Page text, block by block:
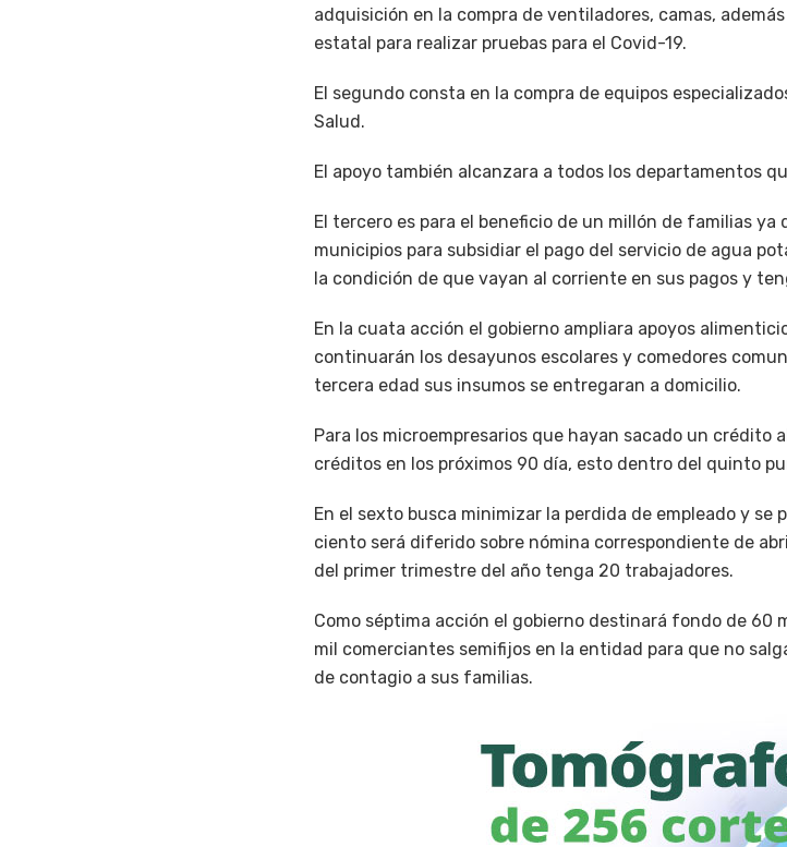
adquisición en la compra de ventiladores, camas,
estatal para realizar pruebas para el Covid-19.
El segundo consta en la compra de equipos
Salud.
El apoyo también alcanzara a todos los departamentos
El tercero es para el beneficio de un millón de familias ya
municipios para subsidiar el pago del servicio de agua
la condición de que vayan al corriente en sus pagos y
En la cuata acción el gobierno ampliara apoyos
continuarán los desayunos escolares y comedores
tercera edad sus insumos se entregaran a domicilio.
Para los microempresarios que hayan sacado un crédito
créditos en los próximos 90 día, esto dentro del quinto
En el sexto busca minimizar la perdida de empleado y se
ciento será diferido sobre nómina correspondiente de
del primer trimestre del año tenga 20 trabajadores.
Como séptima acción el gobierno destinará fondo de 60
mil comerciantes semifijos en la entidad para que no
de contagio a sus familias.